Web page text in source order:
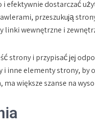
efektywnie dostarczać
przeszukują
linki wewnętrzne i
strony i przypisać jej
inne elementy strony, by
większe szanse na